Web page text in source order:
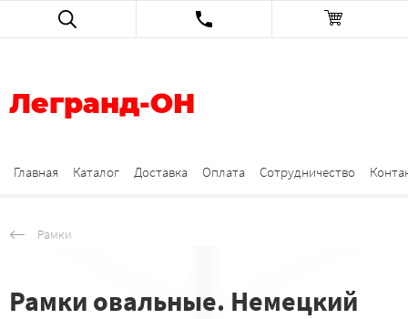
Легранд-ОН
Главная Каталог Доставка Оплата Сотрудничество
Рамки
Рамки овальные. Немецкий